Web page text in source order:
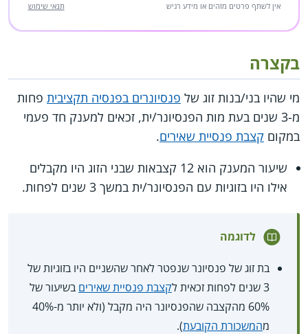
אין לשתף פרטים מזהים או מידע רגיש תנאי שימוש
בקצרה
מי שהיו בני/בנות זוג של פנסיונרים בפנסיה תקציבית פחות
מ-3 שנים בעת מות הפנסיונר/ית, זכאים למענק חד פעמי
במקום קצבת פנסיית שאירים.
שיעור המענק הוא 12 קצבאות שבני הזוג היו מקבלים
אילו היו בזוגיות עם הפנסיונר/ית במשך 3 שנים לפחות.
לדוגמה
בת זוג של פנסיונר שנפטר לאחר שהשניים היו בזוגיות של
3 שנים לפחות זכאית ל
קצבת פנסיית שאירים בשיעור של
60% מהקצבה שהפנסיונר היה מקבל (ולא יותר מ-40%
מהמשכורת הקובעת).